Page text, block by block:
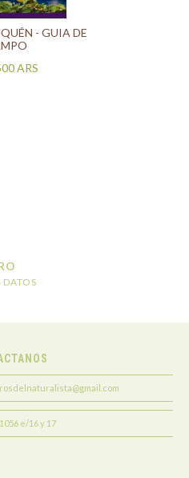
- GUIA DE
ARS
e/16 y 17